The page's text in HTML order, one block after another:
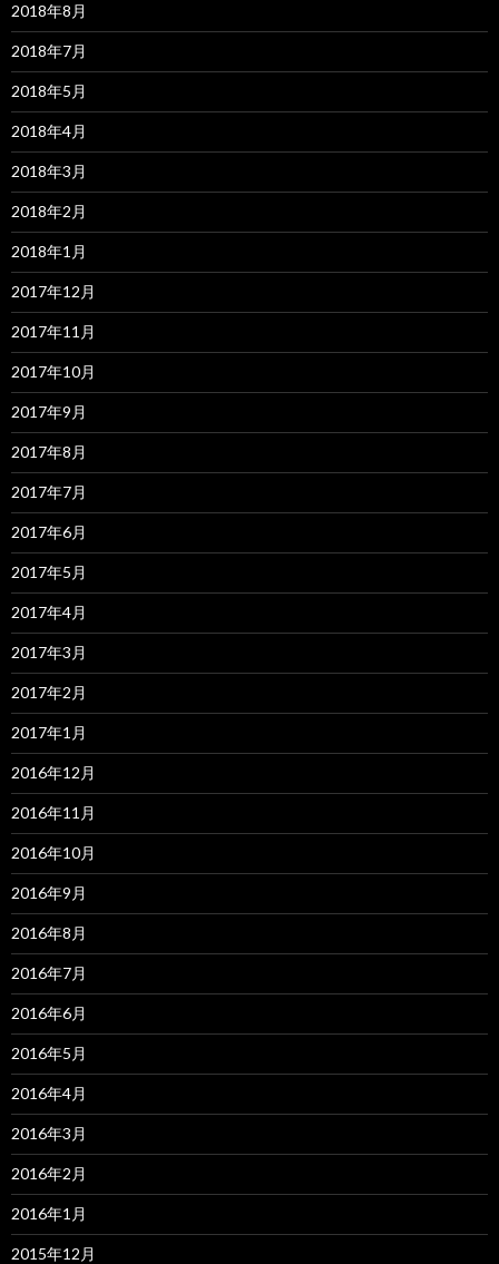
2018年8月
2018年7月
2018年5月
2018年4月
2018年3月
2018年2月
2018年1月
2017年12月
2017年11月
2017年10月
2017年9月
2017年8月
2017年7月
2017年6月
2017年5月
2017年4月
2017年3月
2017年2月
2017年1月
2016年12月
2016年11月
2016年10月
2016年9月
2016年8月
2016年7月
2016年6月
2016年5月
2016年4月
2016年3月
2016年2月
2016年1月
2015年12月